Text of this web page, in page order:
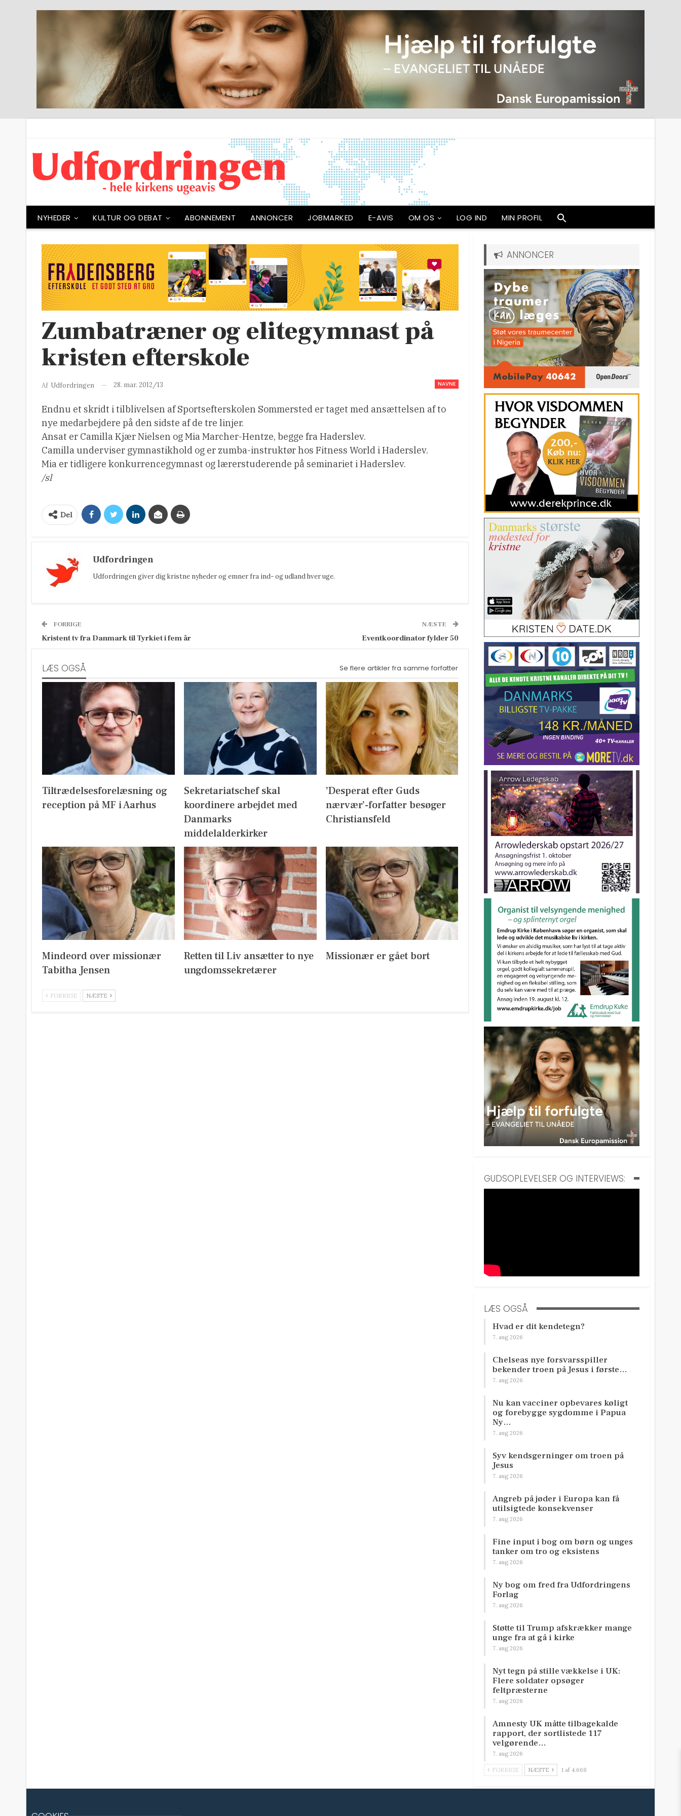
NYHEDER KULTUR OG DEBAT ABONNEMENT ANNONCER JOBMARKED E-AVIS OM OS LOG IND MIN PROFIL
Zumbatræner og elitegymnast på
kristen efterskole
NAVNE
Af Udfordringen 28. mar. 2012/13
Endnu et skridt i tilblivelsen af Sportsefterskolen Sommersted er taget med ansættelsen af to
nye medarbejdere på den sidste af de tre linjer.
Ansat er Camilla Kjær Nielsen og Mia Marcher-Hentze, begge fra Haderslev.
Camilla underviser gymnastikhold og er zumba-instruktør hos Fitness World i Haderslev.
Mia er tidligere konkurrencegymnast og lærerstuderende på seminariet i Haderslev.
/sl
Del
Udfordringen
Udfordringen giver dig kristne nyheder og emner fra ind- og udland hver uge.
FORRIGE
Kristent tv fra Danmark til Tyrkiet i fem år
NÆSTE
Eventkoordinator fylder 50
LÆS OGSÅ Se flere artikler fra samme forfatter
Tiltrædelsesforelæsning og
reception på MF i Aarhus
Sekretariatschef skal
koordinere arbejdet med
Danmarks
middelalderkirker
’Desperat efter Guds
nærvær’-forfatter besøger
Christiansfeld
Mindeord over missionær
Tabitha Jensen
Retten til Liv ansætter to nye
ungdomssekretærer
Missionær er gået bort
FORRIGE NÆSTE
ANNONCER
GUDSOPLEVELSER OG INTERVIEWS:
LÆS OGSÅ
Hvad er dit kendetegn?
7. aug 2026
Chelseas nye forsvarsspiller
bekender troen på Jesus i første…
7. aug 2026
Nu kan vacciner opbevares køligt
og forebygge sygdomme i Papua
Ny…
7. aug 2026
Syv kendsgerninger om troen på
Jesus
7. aug 2026
Angreb på jøder i Europa kan få
utilsigtede konsekvenser
7. aug 2026
Fine input i bog om børn og unges
tanker om tro og eksistens
7. aug 2026
Ny bog om fred fra Udfordringens
Forlag
7. aug 2026
Støtte til Trump afskrækker mange
unge fra at gå i kirke
7. aug 2026
Nyt tegn på stille vækkelse i UK:
Flere soldater opsøger
feltpræsterne
7. aug 2026
Amnesty UK måtte tilbagekalde
rapport, der sortlistede 117
velgørende…
7. aug 2026
FORRIGE NÆSTE 1 af 4.668